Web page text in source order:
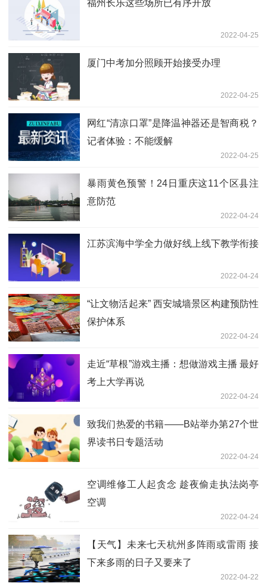
福州长乐这些场所已有序开放
2022-04-25
厦门中考加分照顾开始接受办理
2022-04-25
网红“清凉口罩”是降温神器还是智商税？
记者体验：不能缓解
2022-04-25
暴雨黄色预警！24日重庆这11个区县注
意防范
2022-04-24
江苏滨海中学全力做好线上线下教学衔接
2022-04-24
“让文物活起来” 西安城墙景区构建预防性
保护体系
2022-04-24
走近“草根”游戏主播：想做游戏主播 最好
考上大学再说
2022-04-24
致我们热爱的书籍——B站举办第27个世
界读书日专题活动
2022-04-24
空调维修工人起贪念 趁夜偷走执法岗亭
空调
2022-04-24
【天气】未来七天杭州多阵雨或雷雨 接
下来多雨的日子又要来了
2022-04-22